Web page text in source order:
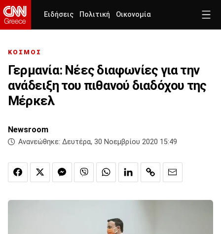
Ειδήσεις Πολιτική Οικονομία
ΚΟΣΜΟΣ
Γερμανία: Νέες διαφωνίες για την
ανάδειξη του πιθανού διαδόχου της
Μέρκελ
Newsroom
Ανανεώθηκε: Δευτέρα, 30 Νοεμβρίου 2020 15:49